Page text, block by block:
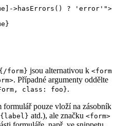
>hasErrors() ? 'error'">
form} jsou alternativou k <form
. Případné argumenty oddělte
class: foo}.
formulář pouze vloží na zásobník
{label} atd.), ale značku <form>